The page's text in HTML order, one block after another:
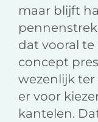
maar blijft
dat vooral
concept
wezenlijk ter
er voor
kantelen.